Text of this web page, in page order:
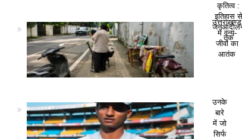
कृतित्व :
इतिहास से
तक
उत्तराखण्ड
में वन्य-
जीवों का
आतंक
उनके
बारे
में जो
सिर्फ